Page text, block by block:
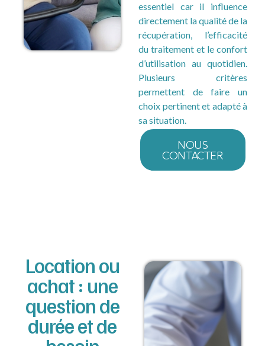
essentiel car il influence
directement la qualité de la
récupération, l’efficacité
du traitement et le confort
d’utilisation au quotidien.
Plusieurs critères
permettent de faire un
choix pertinent et adapté à
sa situation.
NOUS
CONTACTER
Location ou
achat : une
question de
durée et de